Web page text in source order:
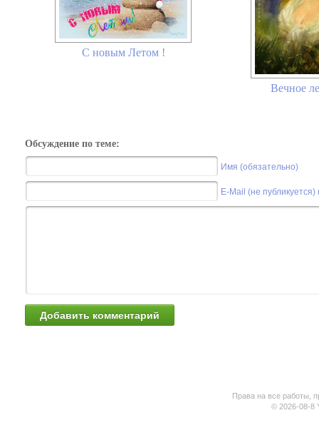
С новым Летом !
Вечное
Обсуждение по теме:
Имя (обязательно)
E-Mail (не
Права на все работы,
© 2026-08-8